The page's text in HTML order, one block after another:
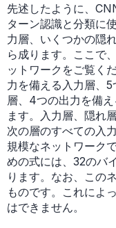
先述したように、
ターン認識と分類に
力層、いくつかの隠
ら成ります。ここで
ットワークをご覧く
力を備える入力層、
層、4つの出力を備
ます。入力層、隠れ
次の層のすべての入
規模なネットワーク
めの式には、32のバ
ります。なお、この
ものです。これによ
はできません。